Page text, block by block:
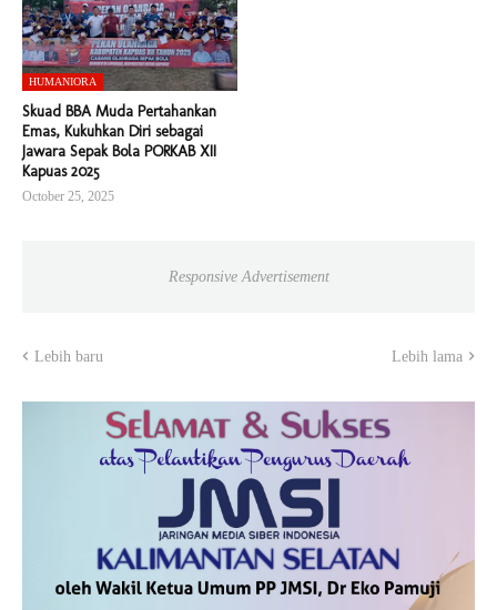
HUMANIORA
Skuad BBA Muda Pertahankan
Emas, Kukuhkan Diri sebagai
Jawara Sepak Bola PORKAB XII
Kapuas 2025
October 25, 2025
Responsive Advertisement
Lebih baru Lebih lama